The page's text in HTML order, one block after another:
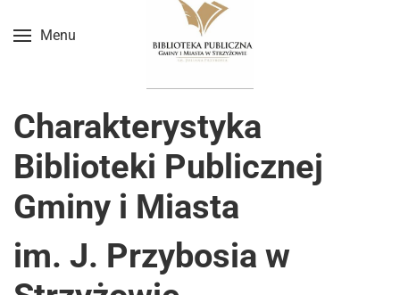
Przejdź do treści głównej
Menu
Charakterystyka
Biblioteki Publicznej
Gminy i Miasta
im. J. Przybosia w